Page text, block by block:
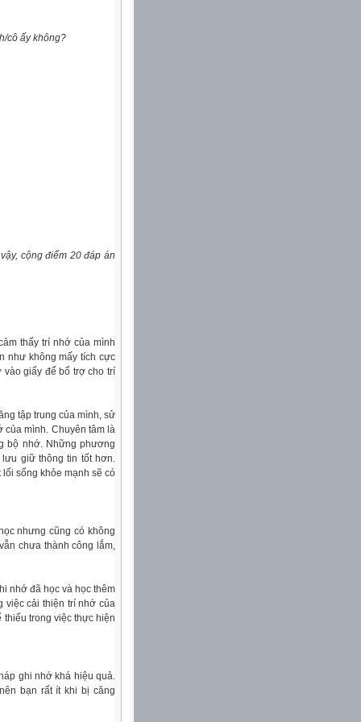
cô ấy không?
cộng điểm 20 đáp án
thấy trí nhớ của mình
như không mấy tích cực
giấy để bổ trợ cho trí
tập trung của mình, sử
mình. Chuyên tâm là
bộ nhớ. Những phương
giữ thông tin tốt hơn.
sống khỏe mạnh sẽ có
nhưng cũng có không
chưa thành công lắm,
nhớ đã học và học thêm
việc cải thiện trí nhớ của
trong việc thực hiện
ghi nhớ khá hiệu quả.
bạn rất ít khi bị căng